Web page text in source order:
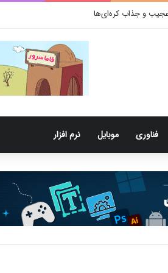
می‌توانند خطر ابتلا به آلزایمر را افزایش دهند
فناوری موبایل نرم افزار